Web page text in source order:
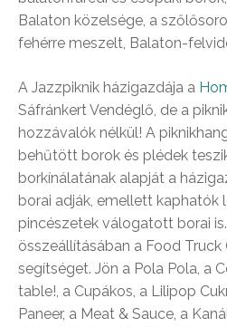
Balaton közelsége, a
fehérre meszelt, Balaton-
A Jazzpiknik házigazdája a
Sáfránkert Vendéglő, de a
hozzávalók nélkül! A
behűtött borok és plédek
borkínálatának alapját a
borai adják, emellett kaphatók
pincészetek válogatott borai
összeállításában a Food
segítséget. Jön a Pola Pola, a
table!, a Cupákos, a Lilipop
Paneer, a Meat & Sauce, a